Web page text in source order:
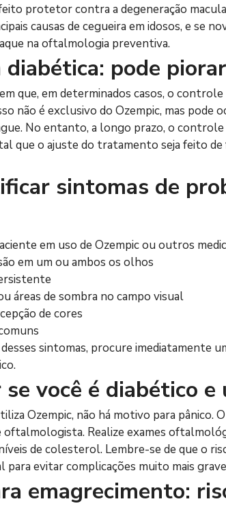
protetor contra a degeneração
causas de cegueira em idosos, e se
na oftalmologia preventiva.
pode
que, em determinados casos, o
não é exclusivo do Ozempic, mas
No entanto, a longo prazo, o
que o ajuste do tratamento seja feito
sintomas de
em uso de Ozempic ou outros
em um ou ambos os olhos
áreas de sombra no campo visual
de cores
sintomas, procure imediatamente
você é diabético e
Ozempic, não há motivo para
Realize exames
de colesterol. Lembre-se de que o
para evitar complicações muito mais
emagrecimento: